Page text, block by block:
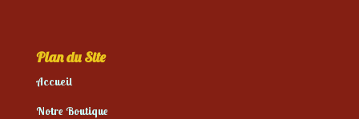
Plan du Site
Accueil
Notre Boutique